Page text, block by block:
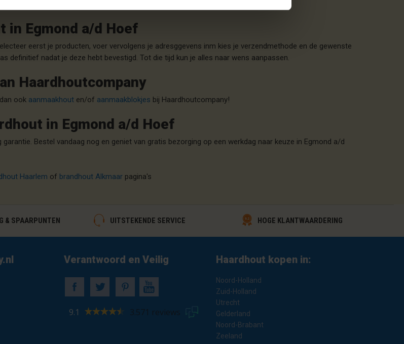
in Egmond a/d Hoef
eerst je producten, voer vervolgens je adresggevens inm kies je verzendmethode en de gewenste
definitief nadat je deze hebt bevestigd. Tot die tijd kun je alles naar wens aanpassen.
Haardhoutcompany
ook aanmaakhout en/of aanmaakblokjes bij Haardhoutcompany!
in Egmond a/d Hoef
Bestel vandaag nog en geniet van gratis bezorging op een werkdag naar keuze in Egmond a/d
Haarlem of brandhout Alkmaar pagina's
& SPAARPUNTEN UITSTEKENDE SERVICE HOGE KLANTWAARDERING
Verantwoord en Veilig
9.1 3.571 reviews
Haardhout kopen in:
Noord-Holland
Zuid-Holland
Utrecht
Gelderland
Noord-Brabant
Zeeland